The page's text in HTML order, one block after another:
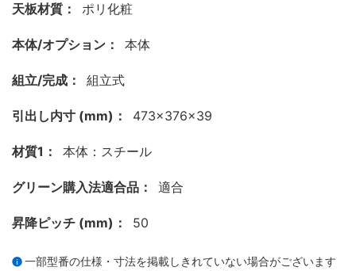
天板材質： ポリ化粧
本体/オプション： 本体
組立/完成： 組立式
引出し内寸 (mm)： 473×376×39
材質1： 本体：スチール
グリーン購入法適合品： 適合
昇降ピッチ (mm)： 50
一部型番の仕様・寸法を掲載しきれていない場合がございます